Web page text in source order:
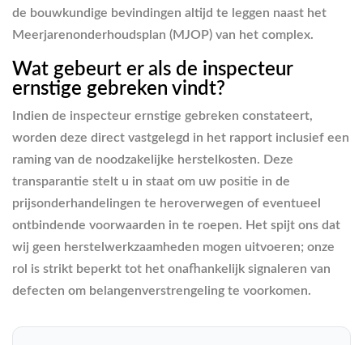
de bouwkundige bevindingen altijd te leggen naast het
Meerjarenonderhoudsplan (MJOP) van het complex.
Wat gebeurt er als de inspecteur
ernstige gebreken vindt?
Indien de inspecteur ernstige gebreken constateert,
worden deze direct vastgelegd in het rapport inclusief een
raming van de noodzakelijke herstelkosten. Deze
transparantie stelt u in staat om uw positie in de
prijsonderhandelingen te heroverwegen of eventueel
ontbindende voorwaarden in te roepen. Het spijt ons dat
wij geen herstelwerkzaamheden mogen uitvoeren; onze
rol is strikt beperkt tot het onafhankelijk signaleren van
defecten om belangenverstrengeling te voorkomen.